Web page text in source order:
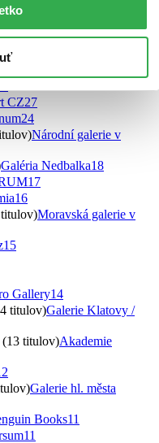
Thames & Hudson61
CZ27
24
Národní galerie v
Galéria Nedbalka18
17
16
Moravská galerie v
15
Gallery14
titulov)Galerie Klatovy /
(13 titulov)Akademie
Galerie hl. města
Books11
11